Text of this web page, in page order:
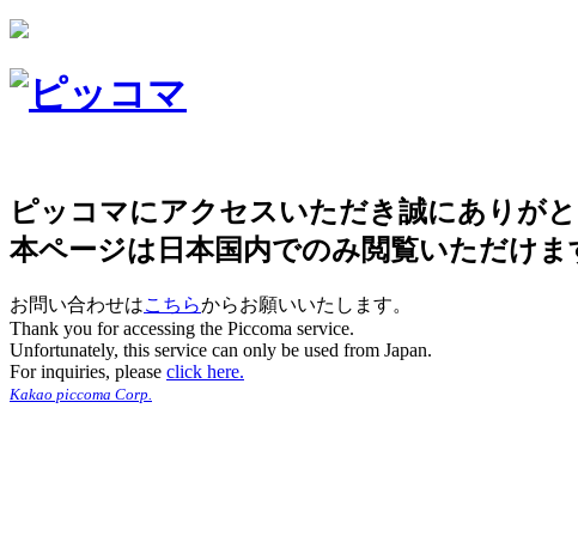
ピッコマにアクセスいただき誠にありがと
本ページは日本国内でのみ閲覧いただけま
お問い合わせはこちらからお願いいたします。
Thank you for accessing the Piccoma service.
Unfortunately, this service can only be used from Japan.
For inquiries, please click here.
Kakao piccoma Corp.